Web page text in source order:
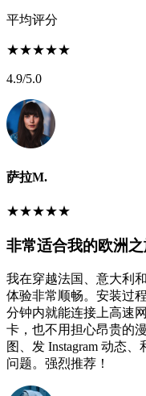
平均评分
★★★★★
4.9/5.0
萨拉M.
★★★★★
非常适合我的欧洲之
我在穿越法国、意大利
体验非常顺畅。安装过
分钟内就能连接上高速
卡，也不用担心昂贵的
图、发 Instagram 动态
问题。强烈推荐！